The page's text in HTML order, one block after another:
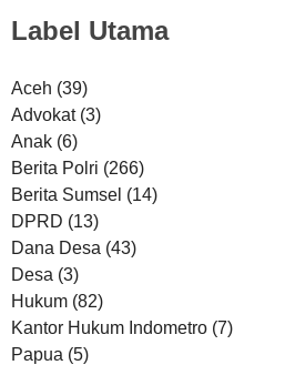
Label Utama
Aceh (39)
Advokat (3)
Anak (6)
Berita Polri (266)
Berita Sumsel (14)
DPRD (13)
Dana Desa (43)
Desa (3)
Hukum (82)
Kantor Hukum Indometro (7)
Papua (5)